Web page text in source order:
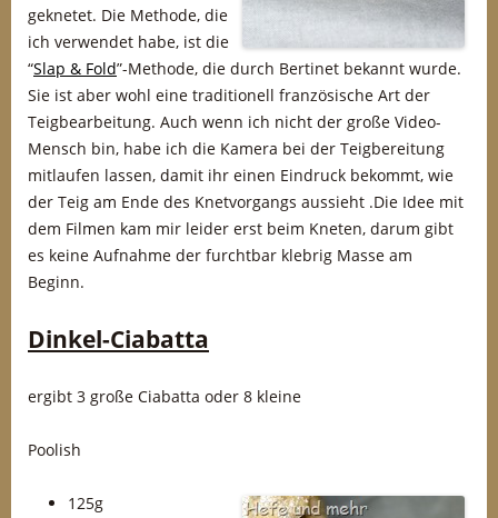
geknetet. Die Methode, die
ich verwendet habe, ist die
“Slap & Fold”-Methode, die durch Bertinet bekannt wurde.
Sie ist aber wohl eine traditionell französische Art der
Teigbearbeitung. Auch wenn ich nicht der große Video-
Mensch bin, habe ich die Kamera bei der Teigbereitung
mitlaufen lassen, damit ihr einen Eindruck bekommt, wie
der Teig am Ende des Knetvorgangs aussieht .Die Idee mit
dem Filmen kam mir leider erst beim Kneten, darum gibt
es keine Aufnahme der furchtbar klebrig Masse am
Beginn.
Dinkel-Ciabatta
ergibt 3 große Ciabatta oder 8 kleine
Poolish
125g